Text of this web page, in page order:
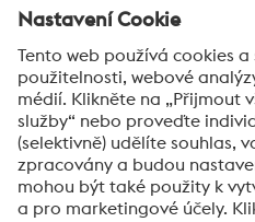
Komentář*
Ano, zajímají mne
oceli.